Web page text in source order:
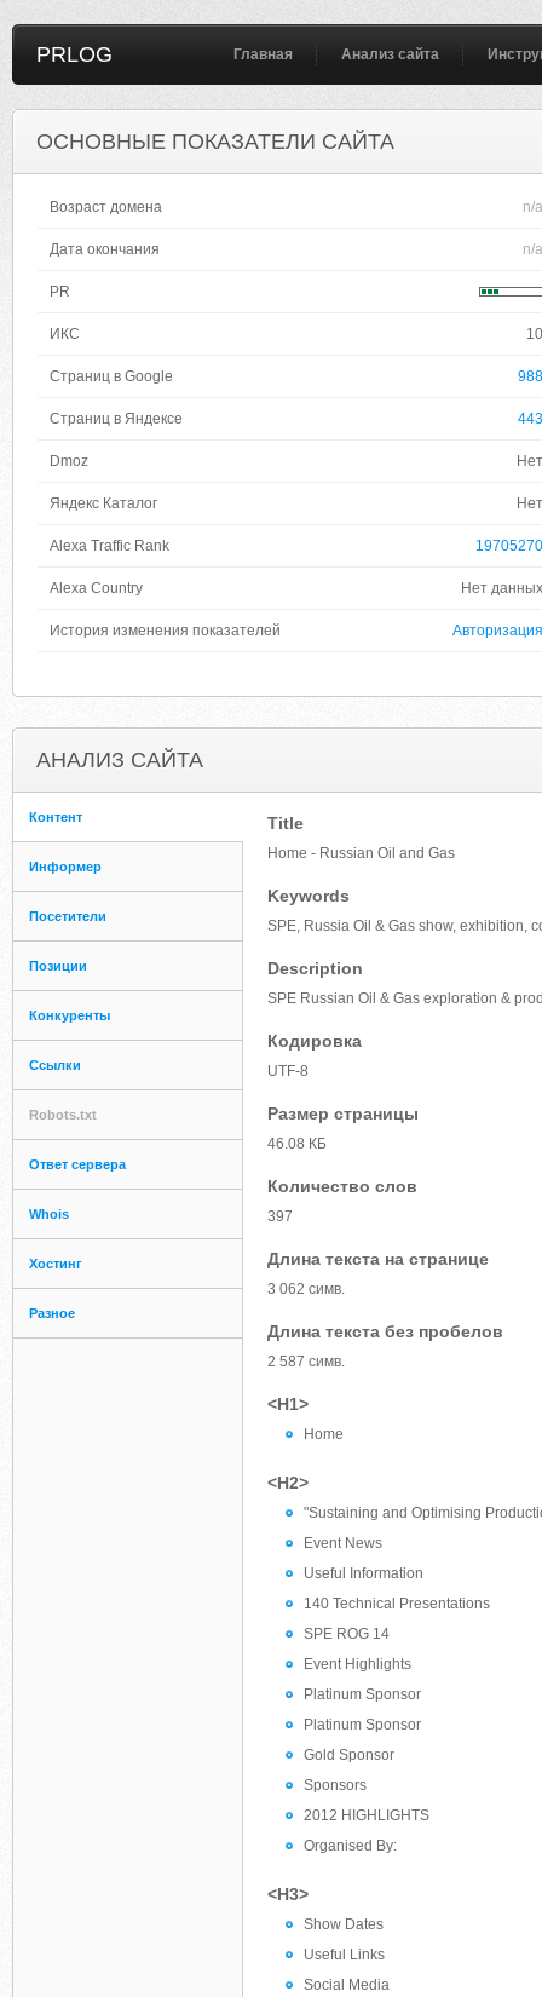
PRLOG Главная Анализ сайта
ОСНОВНЫЕ ПОКАЗАТЕЛИ САЙТА
Возраст домена n/a
Дата окончания n/a
PR
ИКС 10
Страниц в Google 988
Страниц в Яндексе 443
Dmoz Нет
Яндекс Каталог Нет
Alexa Traffic Rank 19705270
Alexa Country Нет данных
История изменения показателей Авторизация
АНАЛИЗ САЙТА
Контент
Информер
Посетители
Позиции
Конкуренты
Ссылки
Robots.txt
Ответ сервера
Whois
Хостинг
Разное
Title
Home - Russian Oil and Gas
Keywords
SPE, Russia Oil & Gas show, exhibition,
Description
SPE Russian Oil & Gas exploration &
Кодировка
UTF-8
Размер страницы
46.08 КБ
Количество слов
397
Длина текста на странице
3 062 симв.
Длина текста без пробелов
2 587 симв.
<H1>
Home
<H2>
"Sustaining and Optimising
Event News
Useful Information
140 Technical Presentations
SPE ROG 14
Event Highlights
Platinum Sponsor
Platinum Sponsor
Gold Sponsor
Sponsors
2012 HIGHLIGHTS
Organised By:
<H3>
Show Dates
Useful Links
Social Media